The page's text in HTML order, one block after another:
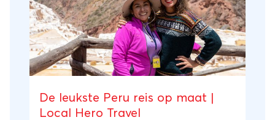
De leukste Peru reis op maat |
Local Hero Travel